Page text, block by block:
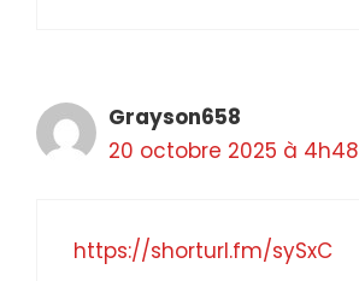
Grayson658
20 octobre 2025 à 4h48
https://shorturl.fm/sySxC